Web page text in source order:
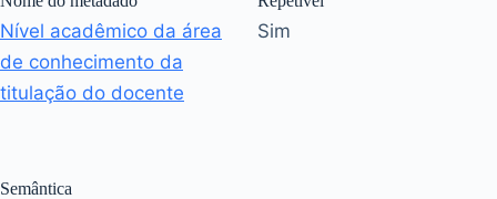
Nível acadêmico da área
de conhecimento da
titulação do docente
Sim
Semântica